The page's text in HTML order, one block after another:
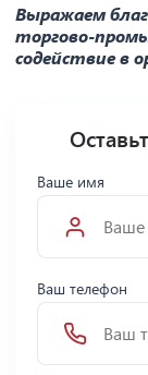
Выражаем
торгово-
содействие в
Ваше имя
Ваш телефон